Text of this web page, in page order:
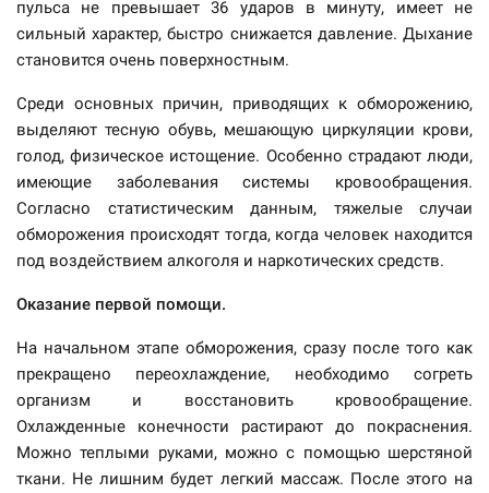
пульса не превышает 36 ударов в минуту, имеет не
сильный характер, быстро снижается давление. Дыхание
становится очень поверхностным.
Среди основных причин, приводящих к обморожению,
выделяют тесную обувь, мешающую циркуляции крови,
голод, физическое истощение. Особенно страдают люди,
имеющие заболевания системы кровообращения.
Согласно статистическим данным, тяжелые случаи
обморожения происходят тогда, когда человек находится
под воздействием алкоголя и наркотических средств.
Оказание первой помощи.
На начальном этапе обморожения, сразу после того как
прекращено переохлаждение, необходимо согреть
организм и восстановить кровообращение.
Охлажденные конечности растирают до покраснения.
Можно теплыми руками, можно с помощью шерстяной
ткани. Не лишним будет легкий массаж. После этого на